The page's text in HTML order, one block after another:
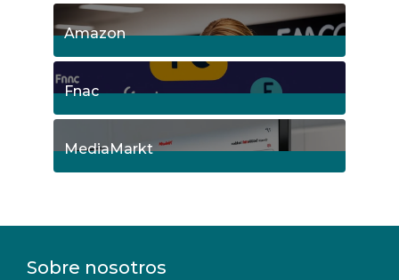
18Posts
Amazon
5Posts
Fnac
9Posts
MediaMarkt
Sobre nosotros